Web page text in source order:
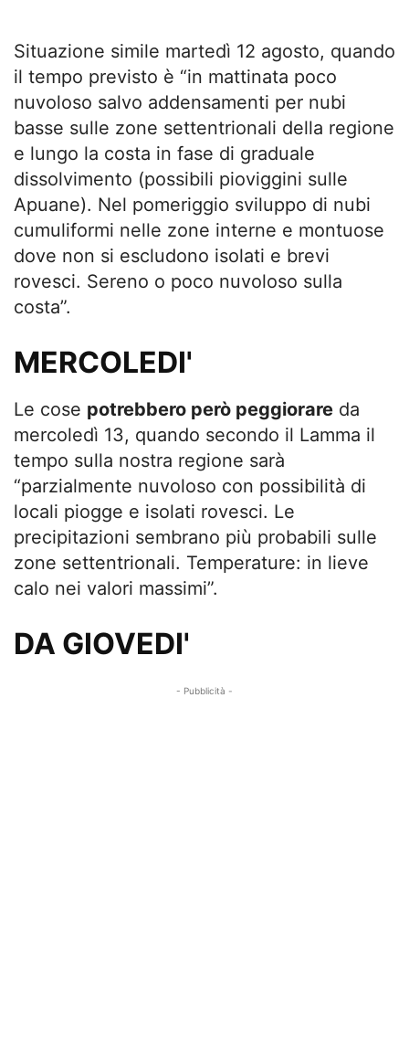
Situazione simile martedì 12 agosto, quando
il tempo previsto è “in mattinata poco
nuvoloso salvo addensamenti per nubi
basse sulle zone settentrionali della regione
e lungo la costa in fase di graduale
dissolvimento (possibili pioviggini sulle
Apuane). Nel pomeriggio sviluppo di nubi
cumuliformi nelle zone interne e montuose
dove non si escludono isolati e brevi
rovesci. Sereno o poco nuvoloso sulla
costa”.
MERCOLEDI'
Le cose potrebbero però peggiorare da
mercoledì 13, quando secondo il Lamma il
tempo sulla nostra regione sarà
“parzialmente nuvoloso con possibilità di
locali piogge e isolati rovesci. Le
precipitazioni sembrano più probabili sulle
zone settentrionali. Temperature: in lieve
calo nei valori massimi”.
DA GIOVEDI'
- Pubblicità -